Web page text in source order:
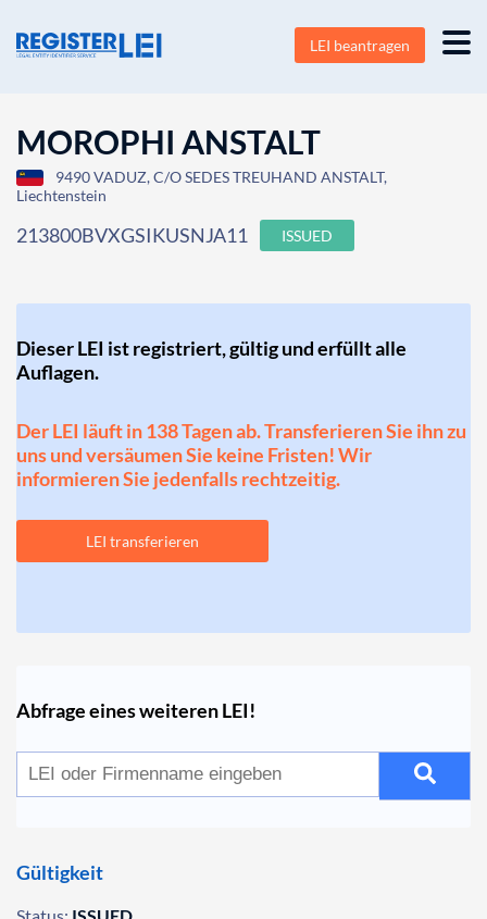
LEI beantragen
MOROPHI ANSTALT
9490 VADUZ, C/O SEDES TREUHAND ANSTALT,
Liechtenstein
213800BVXGSIKUSNJA11 ISSUED
Dieser LEI ist registriert, gültig und erfüllt alle
Auflagen.
Der LEI läuft in 138 Tagen ab. Transferieren Sie ihn zu
uns und versäumen Sie keine Fristen! Wir
informieren Sie jedenfalls rechtzeitig.
LEI transferieren
Abfrage eines weiteren LEI!
Gültigkeit